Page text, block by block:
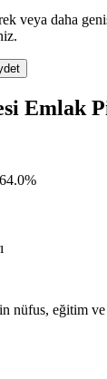
veya daha
Emlak
%
nüfus, eğitim